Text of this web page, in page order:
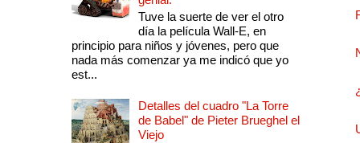
Tuve la suerte de ver el otro
día la película Wall-E, en
principio para niños y jóvenes, pero que
nada más comenzar ya me indicó que yo
est...
Detalles del cuadro "La Torre
de Babel" de Pieter Brueghel el
Viejo